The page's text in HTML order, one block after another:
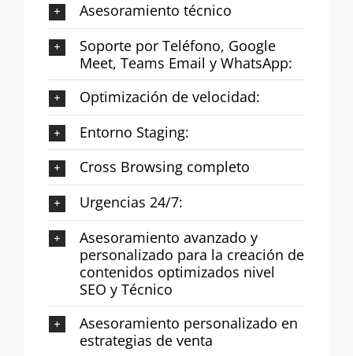
Asesoramiento técnico
Soporte por Teléfono, Google
Meet, Teams Email y WhatsApp:
Optimización de velocidad:
Entorno Staging:
Cross Browsing completo
Urgencias 24/7:
Asesoramiento avanzado y
personalizado para la creación de
contenidos optimizados nivel
SEO y Técnico
Asesoramiento personalizado en
estrategias de venta